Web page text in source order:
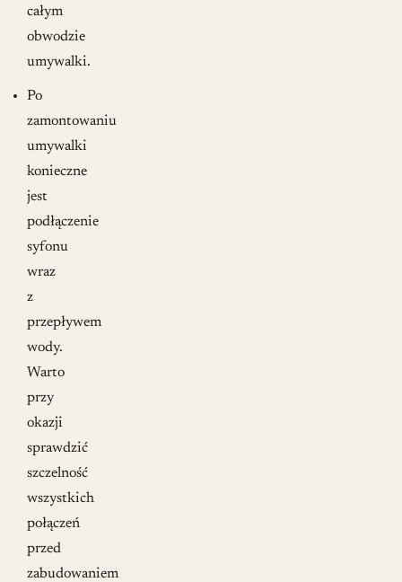
całym
obwodzie
umywalki.
Po
zamontowaniu
umywalki
konieczne
jest
podłączenie
syfonu
wraz
z
przepływem
wody.
Warto
przy
okazji
sprawdzić
szczelność
wszystkich
połączeń
przed
zabudowaniem